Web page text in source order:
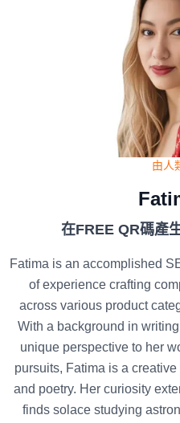
由人
在FREE QR碼產
Fatima is an accomplished
of experience crafting
across various product
With a background in
unique perspective to her
pursuits, Fatima is a
and poetry. Her curiosity
finds solace studying